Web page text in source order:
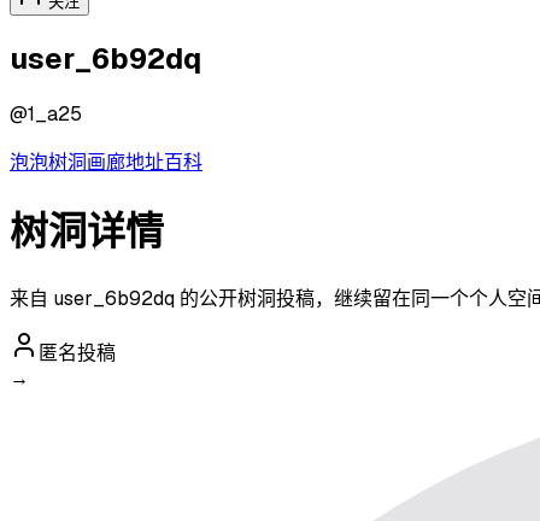
user_6b92dq
@1_a25
泡泡树洞画廊地址百科
树洞详情
来自 user_6b92dq 的公开树洞投稿，继续留在同一个个人空
匿名投稿
→